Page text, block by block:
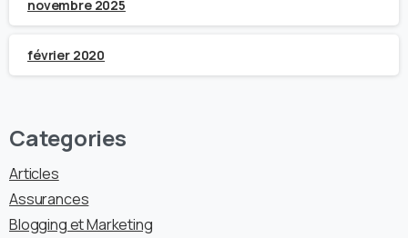
novembre 2025
février 2020
Categories
Articles
Assurances
Blogging et Marketing